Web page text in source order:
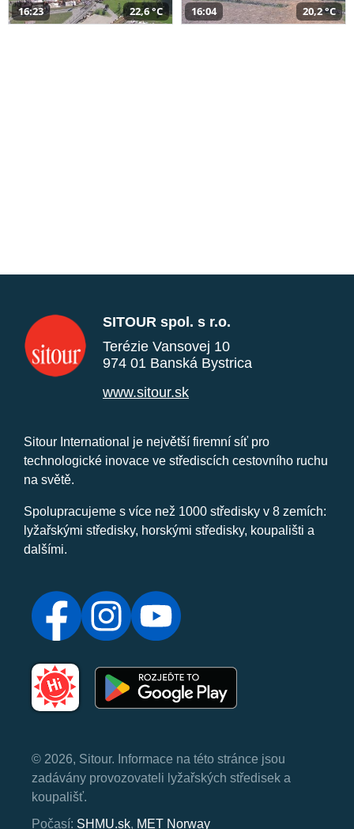
16:23 22,6 °C 16:04 20,2 °C
SITOUR spol. s r.o.
Terézie Vansovej 10
974 01 Banská Bystrica
www.sitour.sk
Sitour International je největší firemní síť pro
technologické inovace ve střediscích cestovního ruchu
na světě.
Spolupracujeme s více než 1000 středisky v 8 zemích:
lyžařskými středisky, horskými středisky, koupališti a
dalšími.
© 2026, Sitour. Informace na této stránce jsou
zadávány provozovateli lyžařských středisek a
koupališť.
Počasí: SHMU.sk, MET Norway